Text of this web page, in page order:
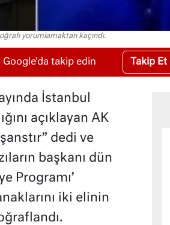
yorumlamaktan kaçındı.
Google'da takip edin Takip Et
İstanbul
açıklayan AK
dedi ve
başkanı dün
Programı’
iki elinin